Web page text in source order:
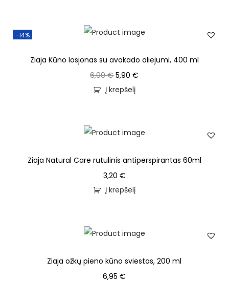
-14%
Ziaja Kūno losjonas su avokado aliejumi, 400 ml
6,90€ 5,90€
Į krepšelį
Ziaja Natural Care rutulinis antiperspirantas 60ml
3,20 €
Į krepšelį
Ziaja ožkų pieno kūno sviestas, 200 ml
6,95€